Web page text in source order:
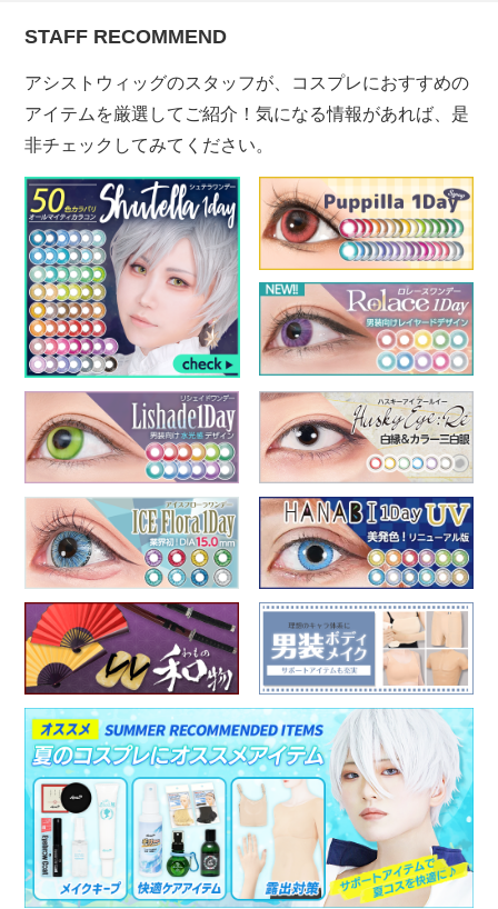
STAFF RECOMMEND
アシストウィッグのスタッフが、コスプレにおすすめの
アイテムを厳選してご紹介！気になる情報があれば、是
非チェックしてみてください。